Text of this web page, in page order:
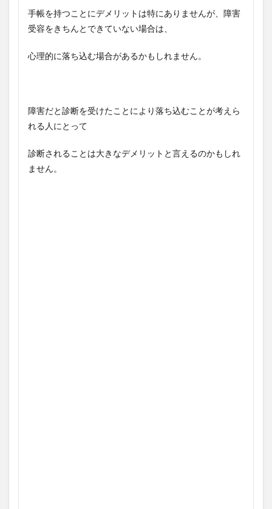
手帳を持つことにデメリットは特にありませんが、障害
受容をきちんとできていない場合は、
心理的に落ち込む場合があるかもしれません。
障害だと診断を受けたことにより落ち込むことが考えら
れる人にとって
診断されることは大きなデメリットと言えるのかもしれ
ません。